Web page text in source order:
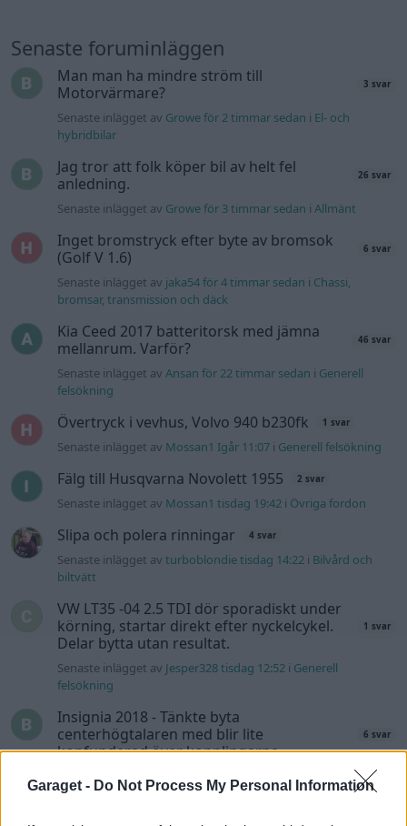
Garaget - Do Not Process My Personal Information
Senaste foruminläggen
Man man ha mindre ström till
Motorvärmare?
3 svar
Senaste inlägget av Growe för 2 timmar sedan i El- och
hybridbilar
Jag tror att folk köper bil av helt fel
anledning.
26 svar
Senaste inlägget av Growe för 3 timmar sedan iAllmänt
Inget bromstryck efter byte av bromsok
(Golf V 1.6)
6 svar
Senaste inlägget av jaka54 för 4 timmar sedan i Chassi,
bromsar, transmission och däck
Kia Ceed 2017 batteritorsk med jämna
mellanrum. Varför?
46 svar
Senaste inlägget avAnsan för 22 timmar sedan i Generell
felsökning
Övertryck i vevhus, Volvo 940 b230fk 1 svar
Senaste inlägget av Mossan1 Igår 11:07 i Generell felsökning
Fälg till Husqvarna Novolett 1955 2 svar
Senaste inlägget av Mossan1 tisdag 19:42 i Övriga fordon
Slipa och polera rinningar 4 svar
Senaste inlägget avturboblondie tisdag 14:22 i Bilvård och
biltvätt
VW LT35 -04 2.5 TDI dör sporadiskt under
körning, startar direkt efter nyckelcykel.
Delar bytta utan resultat.
1 svar
Senaste inlägget av Jesper328 tisdag 12:52 i Generell
felsökning
Insignia 2018 - Tänkte byta
centerhögtalaren med blir lite
konfunderad över kopplingarna.
6 svar
Senaste inlägget av MammDiin måndag 23:11 iBilljud och
multimedia